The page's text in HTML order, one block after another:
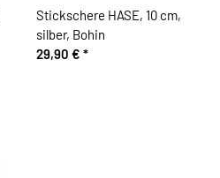
Stickschere HASE, 10 cm,
silber, Bohin
29,90 € *